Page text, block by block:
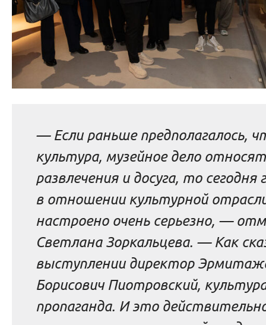
— Если раньше предполагалось,
культура, музейное дело
развлечения и досуга, то сегодня
в отношении культурной
настроено очень серьезно, —
Светлана Зоркальцева. — Как
выступлении директор
Борисович Пиотровский,
пропаганда. И это